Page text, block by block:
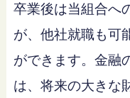
卒業後は当組合へ
が、他社就職も可
ができます。金融
は、将来の大きな